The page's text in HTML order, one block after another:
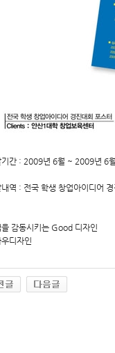
기간 : 2009년 6월 ~ 2009년 6월
내역 : 전국 학생 창업아이디어
을 감동시키는 Good 디자인
디자인